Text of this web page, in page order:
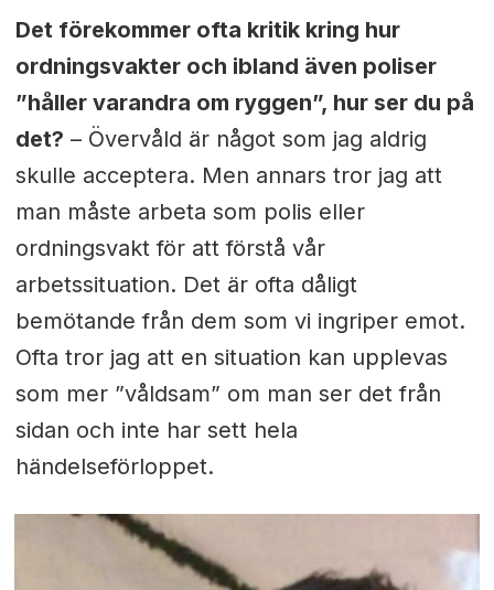
Det förekommer ofta kritik kring hur
ordningsvakter och ibland även poliser
”håller varandra om ryggen”, hur ser du på
det? – Övervåld är något som jag aldrig
skulle acceptera. Men annars tror jag att
man måste arbeta som polis eller
ordningsvakt för att förstå vår
arbetssituation. Det är ofta dåligt
bemötande från dem som vi ingriper emot.
Ofta tror jag att en situation kan upplevas
som mer ”våldsam” om man ser det från
sidan och inte har sett hela
händelseförloppet.